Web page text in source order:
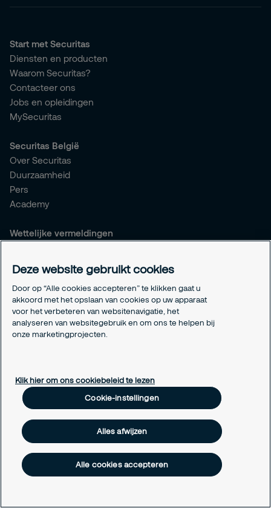
Start met Securitas
Diensten en producten
Waarom Securitas?
Contacteer ons
Jobs en opleidingen
MySecuritas
Securitas België
Over Securitas
Duurzaamheid
Pers
Academy
Wettelijke vermeldingen
Responsible disclosure
Verzekeringen
Wettelijke vermeldingen
Info betaalnummers
Cookie-instellingen
Copyright © 2026 Securitas België
Deze website gebruikt cookies
Door op “Alle cookies accepteren” te klikken gaat u
akkoord met het opslaan van cookies op uw apparaat
voor het verbeteren van websitenavigatie, het
analyseren van websitegebruik en om ons te helpen bij
onze marketingprojecten.
Klik hier om ons cookiebeleid te lezen
Cookie-instellingen
Alles afwijzen
Alle cookies accepteren